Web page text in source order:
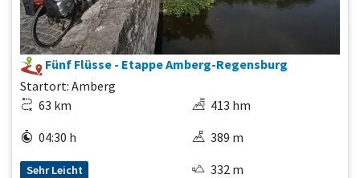
Fünf Flüsse - Etappe Amberg-Regensburg
Startort: Amberg
63 km
04:30 h
Sehr Leicht
413 hm
389 m
332 m